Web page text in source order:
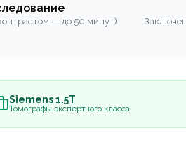
— до 50 минут)
Siemens 1.5Т
Томографы экспертного класса